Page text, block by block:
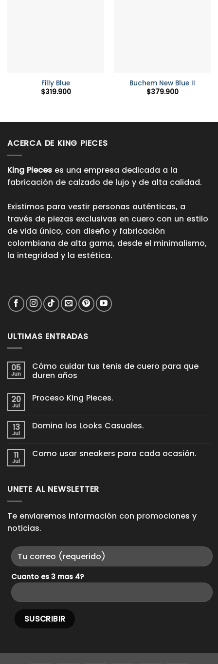
Filly Blue
$319.900
Buchem New Blue II
$379.900
ACERCA DE KING PIECES
King Pieces es una empresa dedicada a la
fabricación de calzado de lujo y de alta calidad.
Existimos para vestir personas auténticas, a
través de piezas exclusivas en cuero con un estilo
de vida único, con diseño y fabricación
colombiana de alta gama, desde el minimalismo,
la integridad y la estética.
ULTIMAS ENTRADAS
05
Jun
Cómo cuidar tus tenis de cuero para que
duren años
comentarios
tus
tenis
que
20
Jul
Proceso King Pieces.
en
13
Jul
Domina los Looks Casuales.
en
11
Jul
Como usar sneakers para cada ocasión.
Como
cada
ocasión.
UNETE AL NEWSLETTER
Te enviaremos información con promociones y
noticias.
Cuanto es 3 mas 4?